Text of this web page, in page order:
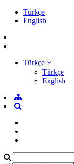
Türkçe
English
Türkçe
Türkçe
English